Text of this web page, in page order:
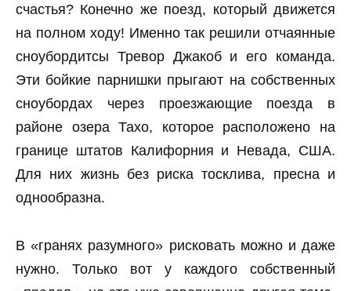
счастья? Конечно же поезд, который движется
на полном ходу! Именно так решили отчаянные
сноубордитсы Тревор Джакоб и его команда.
Эти бойкие парнишки прыгают на собственных
сноубордах через проезжающие поезда в
районе озера Тахо, которое расположено на
границе штатов Калифорния и Невада, США.
Для них жизнь без риска тосклива, пресна и
однообразна.
В «гранях разумного» рисковать можно и даже
нужно. Только вот у каждого собственный